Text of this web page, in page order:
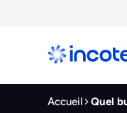
Accueil Quel